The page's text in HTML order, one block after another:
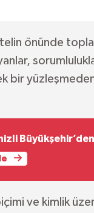
önünde
yüzleşmeden
ve kimlik